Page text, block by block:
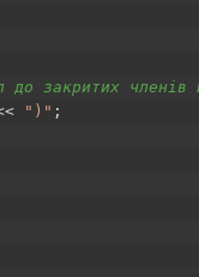
закритих членів
")" ;